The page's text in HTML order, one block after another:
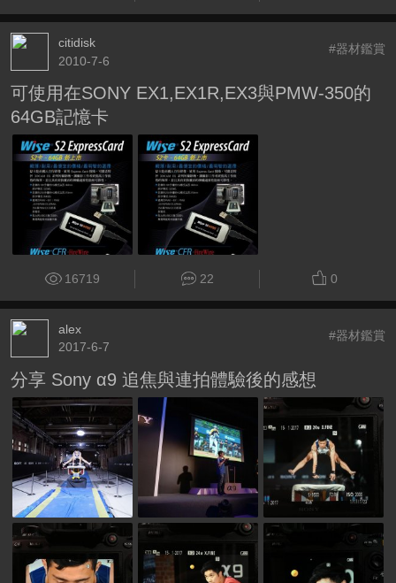
citidisk
2010-7-6
#器材鑑賞
可使用在SONY EX1,EX1R,EX3與PMW-350的
64GB記憶卡
16719 22 0
alex
2017-6-7
#器材鑑賞
分享 Sony α9 追焦與連拍體驗後的感想